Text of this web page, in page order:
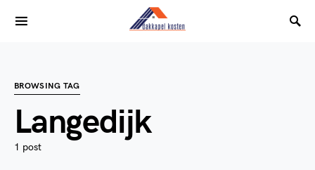
BROWSING TAG
Langedijk
1 post